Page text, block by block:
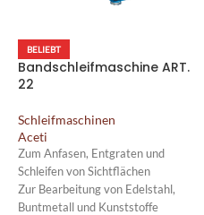
BELIEBT
Bandschleifmaschine ART.
22
Schleifmaschinen
Aceti
Zum Anfasen, Entgraten und
Schleifen von Sichtflächen
Zur Bearbeitung von Edelstahl,
Buntmetall und Kunststoffe